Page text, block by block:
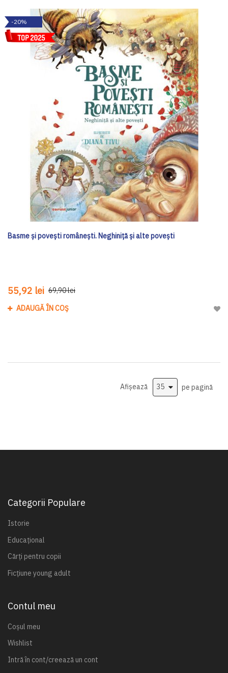
-20%
Basme și povești românești. Neghiniță și alte povești
55,92 lei 69,90 lei
ADAUGĂ ÎN COȘ
Afișează pe pagină
Categorii Populare
Istorie
Educațional
Cărți pentru copii
Ficțiune young adult
Contul meu
Coșul meu
Wishlist
Intră în cont/creează un cont